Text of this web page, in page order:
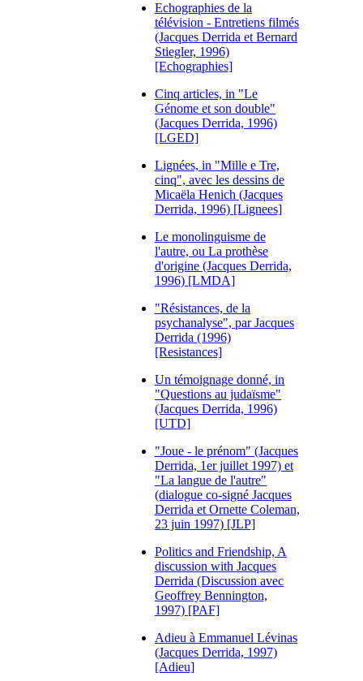
Echographies de la
télévision - Entretiens filmés
(Jacques Derrida et Bernard
Stiegler, 1996)
[Echographies]
Cinq articles, in "Le
Génome et son double"
(Jacques Derrida, 1996)
[LGED]
Lignées, in "Mille e Tre,
cinq", avec les dessins de
Micaëla Henich (Jacques
Derrida, 1996) [Lignees]
Le monolinguisme de
l'autre, ou La prothèse
d'origine (Jacques Derrida,
1996) [LMDA]
"Résistances, de la
psychanalyse", par Jacques
Derrida (1996)
[Resistances]
Un témoignage donné, in
"Questions au judaïsme"
(Jacques Derrida, 1996)
[UTD]
"Joue - le prénom" (Jacques
Derrida, 1er juillet 1997) et
"La langue de l'autre"
(dialogue co-signé Jacques
Derrida et Ornette Coleman,
23 juin 1997) [JLP]
Politics and Friendship, A
discussion with Jacques
Derrida (Discussion avec
Geoffrey Bennington,
1997) [PAF]
Adieu à Emmanuel Lévinas
(Jacques Derrida, 1997)
[Adieu]